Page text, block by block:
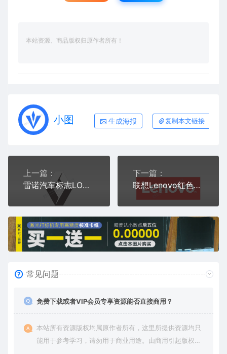
本站资源、商品版权归原作者所有！
小图 生成海报 复制本文链接
上一篇：
雷诺汽车标志LOGO矢量图通用AI档激光打标图档文件
下一篇：
联想Lenovo红色标志LOGO矢量图通用AI档激光打标图档文件
常见问题
免费下载或者VIP会员专享资源能否直接商用？
本站所有资源版权均属原作者所有，这里所提供资源均只
能用于参考学习，请勿用于商业用途。由商用引起版权纠